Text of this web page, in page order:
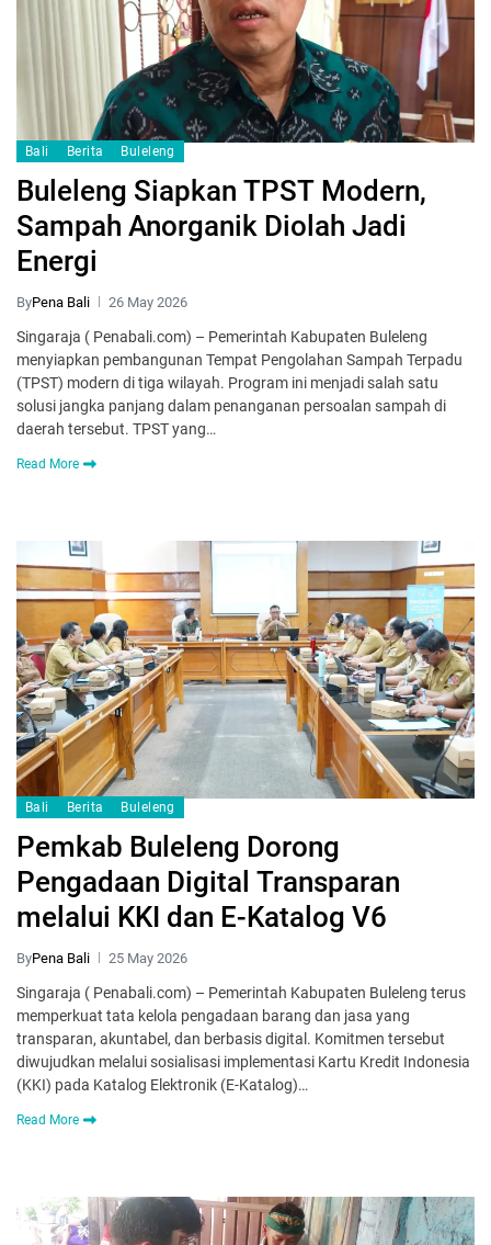
Bali Berita Buleleng
Buleleng Siapkan TPST Modern,
Sampah Anorganik Diolah Jadi
Energi
ByPena Bali 26 May 2026
Singaraja ( Penabali.com) – Pemerintah Kabupaten Buleleng
menyiapkan pembangunan Tempat Pengolahan Sampah Terpadu
(TPST) modern di tiga wilayah. Program ini menjadi salah satu
solusi jangka panjang dalam penanganan persoalan sampah di
daerah tersebut. TPST yang…
Read More
Bali Berita Buleleng
Pemkab Buleleng Dorong
Pengadaan Digital Transparan
melalui KKI dan E-Katalog V6
ByPena Bali 25 May 2026
Singaraja ( Penabali.com) – Pemerintah Kabupaten Buleleng terus
memperkuat tata kelola pengadaan barang dan jasa yang
transparan, akuntabel, dan berbasis digital. Komitmen tersebut
diwujudkan melalui sosialisasi implementasi Kartu Kredit Indonesia
(KKI) pada Katalog Elektronik (E-Katalog)…
Read More